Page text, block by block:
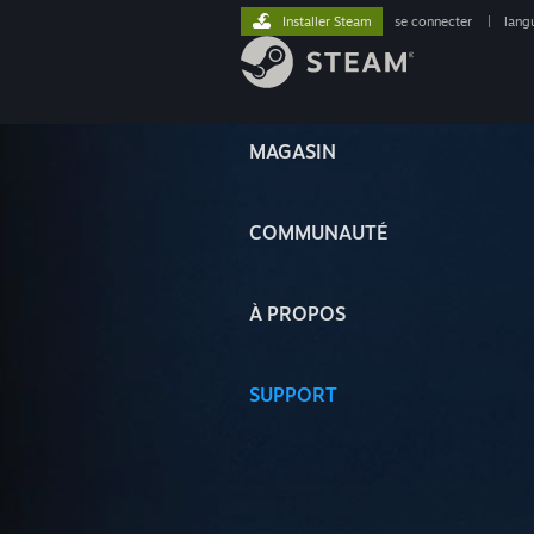
MAGASIN
COMMUNAUTÉ
À PROPOS
SUPPORT
Installer Steam se connecter